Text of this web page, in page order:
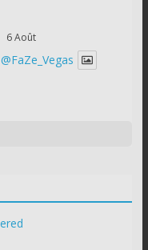
6 Août
@FaZe_Vegas